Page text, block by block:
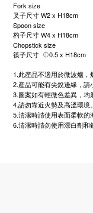
Fork size
叉子尺寸 W2 x H18cm
Spoon size
杓子尺寸 W4 x H18cm
Chopstick size
筷子尺寸 ⏀0.5 x H18cm
1.此産品不適用於微波爐，
2.産品可能有尖銳邊緣，請
3.圖案如有輕微色差異，均
4.請勿靠近火勢及高溫環境。
5.清潔時請使用表面柔軟的
6.清潔時請勿使用漂白劑和